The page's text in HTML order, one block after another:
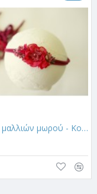
Αξεσουάρ μαλλιών μωρού - Κορδέλα 19